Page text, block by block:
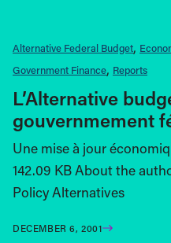
Alternative Federal Budget
Government Finance Reports
L’Alternative
gouvernmement
Une mise à jour
142.09 KB About the
Policy Alternatives
DECEMBER 6, 2001